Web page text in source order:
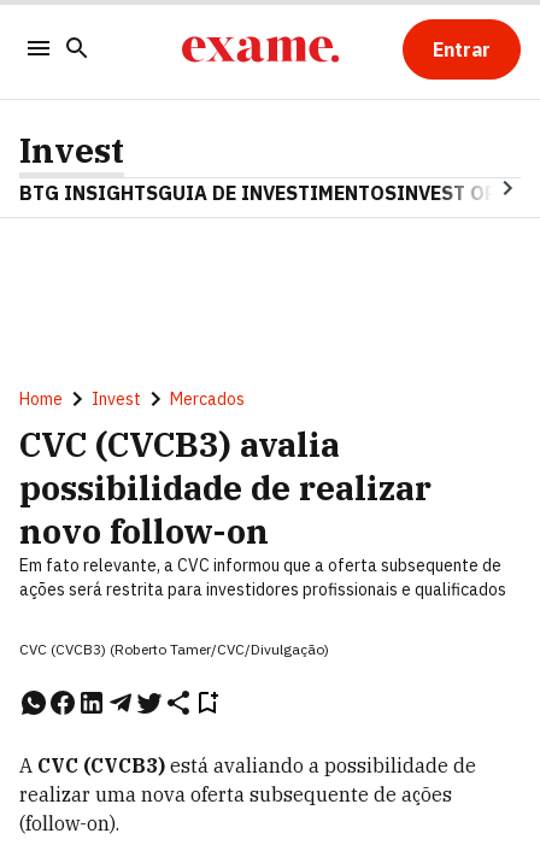
Entrar
Invest
BTG INSIGHTSGUIA DE INVESTIMENTOSINVEST OPINA
Home Invest Mercados
CVC (CVCB3) avalia
possibilidade de realizar
novo follow-on
Em fato relevante, a CVC informou que a oferta subsequente de
ações será restrita para investidores profissionais e qualificados
CVC (CVCB3) (Roberto Tamer/CVC/Divulgação)
A CVC (CVCB3) está avaliando a possibilidade de
realizar uma nova oferta subsequente de ações
(follow-on).